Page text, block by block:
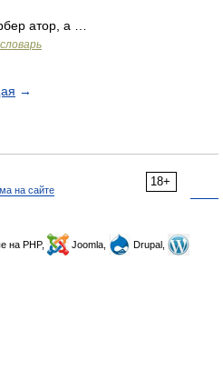
атор, а …
→
18+
на сайте
на PHP, Joomla,
Drupal,